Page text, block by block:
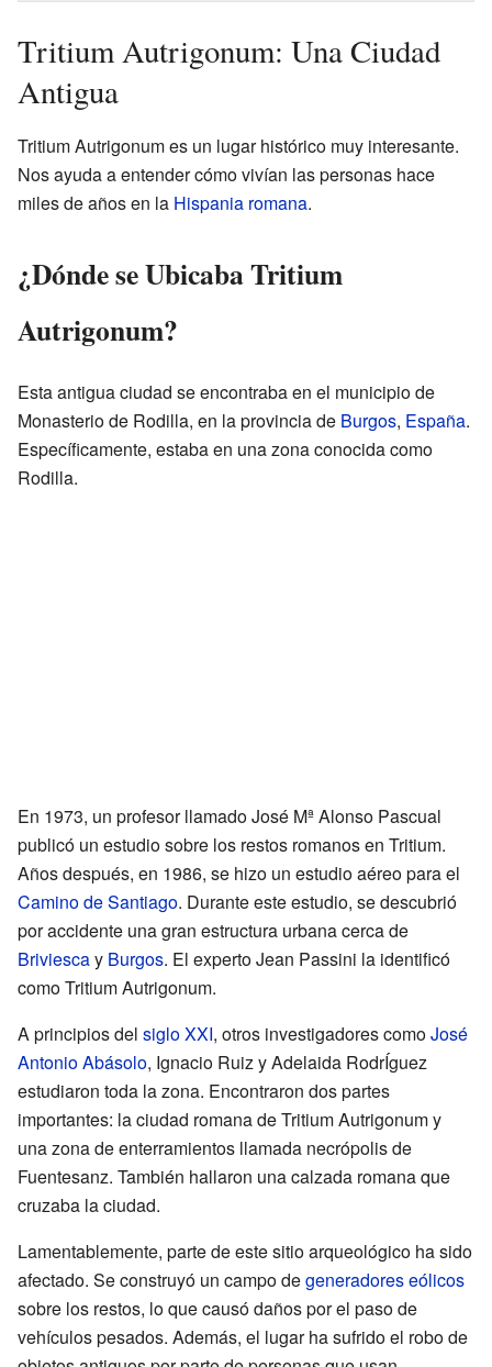
Tritium Autrigonum: Una Ciudad
Antigua
Tritium Autrigonum es un lugar histórico muy interesante.
Nos ayuda a entender cómo vivían las personas hace
miles de años en la Hispania romana.
¿Dónde se Ubicaba Tritium
Autrigonum?
Esta antigua ciudad se encontraba en el municipio de
Monasterio de Rodilla, en la provincia de Burgos, España.
Específicamente, estaba en una zona conocida como
Rodilla.
En 1973, un profesor llamado José Mª Alonso Pascual
publicó un estudio sobre los restos romanos en Tritium.
Años después, en 1986, se hizo un estudio aéreo para el
Camino de Santiago. Durante este estudio, se descubrió
por accidente una gran estructura urbana cerca de
Briviescay Burgos. El experto Jean Passini la identificó
como Tritium Autrigonum.
A principios del siglo XXI, otros investigadores comoJosé
Antonio Abásolo, Ignacio Ruiz y Adelaida RodrÍguez
estudiaron toda la zona. Encontraron dos partes
importantes: la ciudad romana de Tritium Autrigonum y
una zona de enterramientos llamada necrópolis de
Fuentesanz. También hallaron una calzada romana que
cruzaba la ciudad.
Lamentablemente, parte de este sitio arqueológico ha sido
afectado. Se construyó un campo degeneradores eólicos
sobre los restos, lo que causó daños por el paso de
vehículos pesados. Además, el lugar ha sufrido el robo de